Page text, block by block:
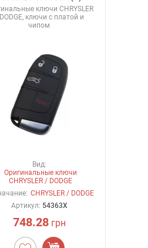
ключи CHRYSLER
ключи с платой и
чипом
Вид:
Оригинальные ключи
CHRYSLER / DODGE
CHRYSLER / DODGE
Артикул: 54363X
748.28грн